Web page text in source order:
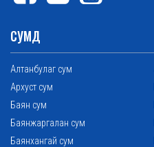
СУМД
Алтанбулаг сум
Архуст сум
Баян сум
Баянжаргалан сум
Баянхангай сум